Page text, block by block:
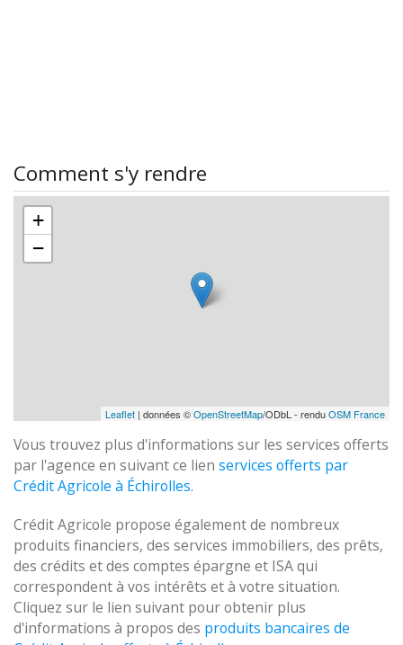
Comment s'y rendre
+
−
Leaflet | données ©OpenStreetMap/ODbL - renduOSM France
Vous trouvez plus d'informations sur les services offerts
par l'agence en suivant ce lien services offerts par
Crédit Agricole à Échirolles.
Crédit Agricole propose également de nombreux
produits financiers, des services immobiliers, des prêts,
des crédits et des comptes épargne et ISA qui
correspondent à vos intérêts et à votre situation.
Cliquez sur le lien suivant pour obtenir plus
d'informations à propos des produits bancaires de